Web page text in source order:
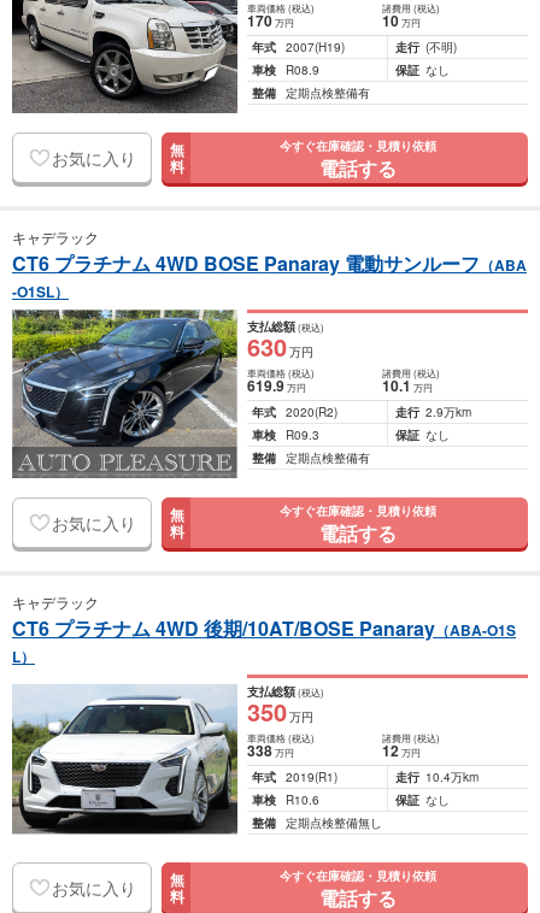
車両価格(税込)
170万円
諸費用 (税込)
10 万円
年式 2007(H19) 走行 (不明)
車検
R08.9 保証 なし
整備 定期点検整備有
お気に入り 無
料
今すぐ在庫確認・見積り依頼
電話する
キャデラック
CT6 プラチナム 4WD BOSE Panaray 電動サンルーフ （ABA
-O1SL）
支払総額(税込)
630万円
車両価格(税込)
619.9万円
諸費用 (税込)
10.1 万円
年式 2020(R2) 走行 2.9万km
車検
R09.3 保証 なし
整備 定期点検整備有
お気に入り 無
料
今すぐ在庫確認・見積り依頼
電話する
キャデラック
CT6 プラチナム 4WD 後期/10AT/BOSE Panaray （ABA-O1S
L）
支払総額(税込)
350万円
車両価格(税込)
338万円
諸費用 (税込)
12 万円
年式 2019(R1) 走行 10.4万km
車検
R10.6 保証 なし
整備 定期点検整備無し
お気に入り 無
料
今すぐ在庫確認・見積り依頼
電話する